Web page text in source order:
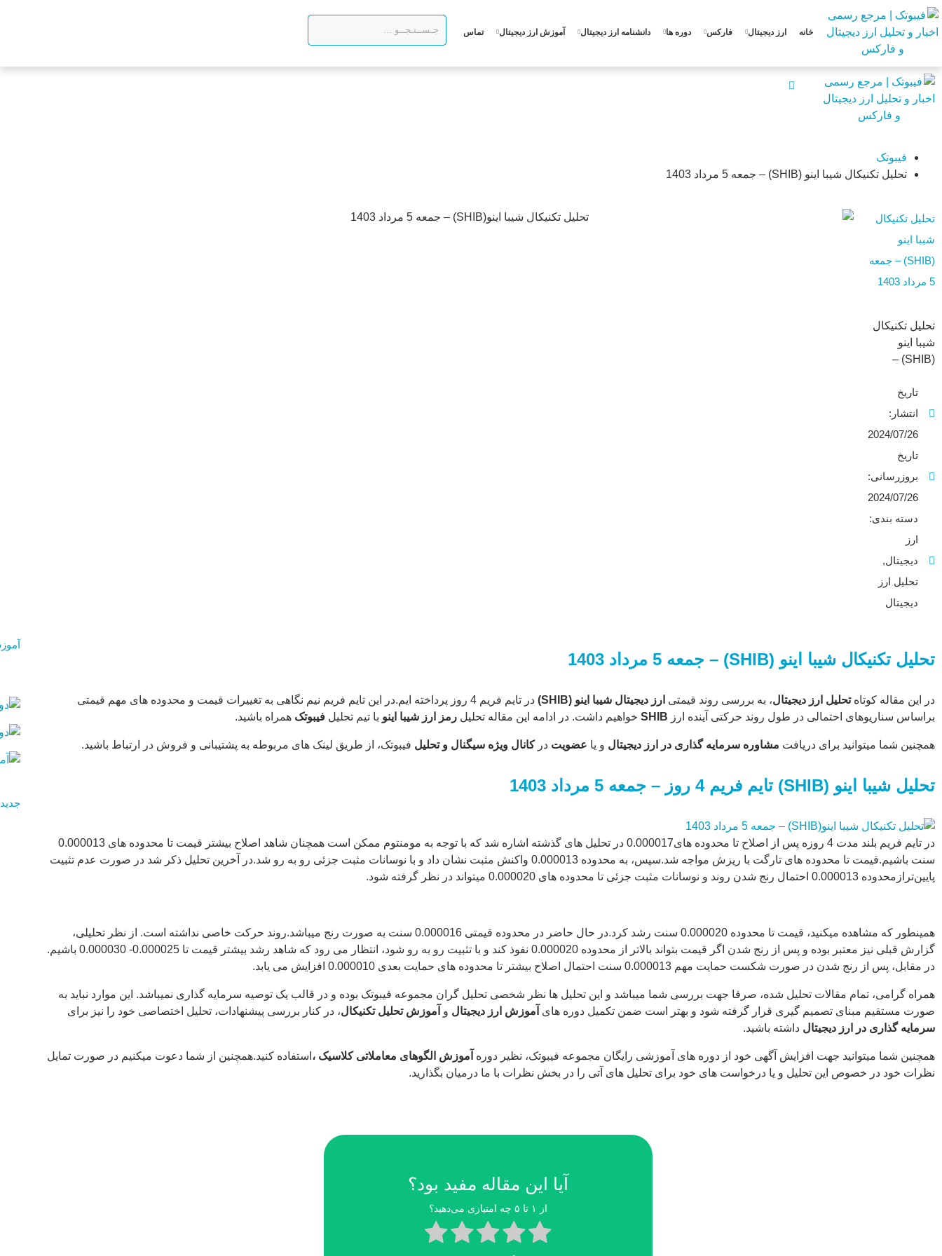
خانه ارز دیجیتال فارکس دوره ها دانشنامه ارز دیجیتال آموزش ارز دیجیتال تماس
فیبوتک
تحلیل تکنیکال شیبا اینو (SHIB) – جمعه 5 مرداد 1403
تحلیل تکنیکال
شیبا اینو
(SHIB) – جمعه
5 مرداد 1403
تحلیل تکنیکال
شیبا اینو
(SHIB) –
1403 در این
مقاله کوتاه
بررسی روند
قیمتی ارز
دیجیتال شیبا
روز پرداخته
ایم.در این تایم
فریم نیم
تغییرات قیمت
براساس
احتمالی در
طول روند
ارز […]
تاریخ
انتشار:
2024/07/26
تاریخ
بروزرسانی:
2024/07/26
دسته بندی:
ارز
دیجیتال,
تحلیل ارز
دیجیتال
تحلیل تکنیکال شیبا اینو (SHIB) – جمعه 5 مرداد 1403
در این مقاله کوتاهتحلیل ارز دیجیتال، به بررسی روند قیمتی ارز دیجیتال شیبا اینو (SHIB)
در تایم فریم 4 روز پرداخته ایم.در این تایم فریم نیم نگاهی به تغییرات قیمت و محدوده های مهم قیمتی
براساس سناریوهای احتمالی در طول روند حرکتی آینده ارز SHIB خواهیم داشت. در ادامه این مقاله تحلیل رمز ارز شیبا اینو با تیم تحلیل فیبوتک همراه باشید.
همچنین شما میتوانید برای دریافت مشاوره سرمایه گذاری در ارز دیجیتال و یا عضویت درکانال ویژه سیگنال و تحلیل فیبوتک، از طریق لینک های مربوطه به پشتیبانی و فروش در ارتباط باشید.
تحلیل شیبا اینو (SHIB) تایم فریم 4 روز – جمعه 5 مرداد 1403
در تایم فریم بلند مدت 4 روزه پس از اصلاح تا محدوده های0.000017 در تحلیل های گذشته اشاره شد که با توجه به مومنتوم ممکن است همچنان شاهد اصلاح بیشتر قیمت تا محدوده های 0.000013
سنت باشیم.قیمت تا محدوده های تارگت با ریزش مواجه شد.سپس، به محدوده 0.000013 واکنش مثبت نشان داد و با نوسانات مثبت جزئی رو به رو شد.در آخرین تحلیل ذکر شد در صورت عدم تثبیت
پایین‌ترازمحدوده 0.000013 احتمال رنج شدن روند و نوسانات مثبت جزئی تا محدوده های 0.000020 میتواند در نظر گرفته شود.
همینطور که مشاهده میکنید، قیمت تا محدوده 0.000020 سنت رشد کرد.در حال حاضر در محدوده قیمتی 0.000016 سنت به صورت رنج میباشد.روند حرکت خاصی نداشته است. از نظر تحلیلی،
گزارش قبلی نیز معتبر بوده و پس از رنج شدن اگر قیمت بتواند بالاتر از محدوده 0.000020 نفوذ کند و با تثبیت رو به رو شود، انتظار می رود که شاهد رشد بیشتر قیمت تا 0.000025- 0.000030 باشیم.
در مقابل، پس از رنج شدن در صورت شکست حمایت مهم 0.000013 سنت احتمال اصلاح بیشتر تا محدوده های حمایت بعدی 0.000010 افزایش می یابد.
همراه گرامی، تمام مقالات تحلیل شده، صرفا جهت بررسی شما میباشد و این تحلیل ها نظر شخصی تحلیل گران مجموعه فیبوتک بوده و در قالب یک توصیه سرمایه گذاری نمیباشد. این موارد نباید به
صورت مستقیم مبنای تصمیم گیری قرار گرفته شود و بهتر است ضمن تکمیل دوره های آموزش ارز دیجیتال و آموزش تحلیل تکنیکال، در کنار بررسی پیشنهادات، تحلیل اختصاصی خود را نیز برای
سرمایه گذاری در ارز دیجیتال داشته باشید.
همچنین شما میتوانید جهت افزایش آگهی خود از دوره های آموزشی رایگان مجموعه فیبوتک، نظیر دوره آموزش الگوهای معاملاتی کلاسیک ، استفاده کنید.همچنین از شما دعوت میکنیم در صورت تمایل
نظرات خود در خصوص این تحلیل و یا درخواست های خود برای تحلیل های آتی را در بخش نظرات با ما درمیان بگذارید.
آیا این مقاله مفید بود؟
از ۱ تا ۵ چه امتیازی می‌دهید؟